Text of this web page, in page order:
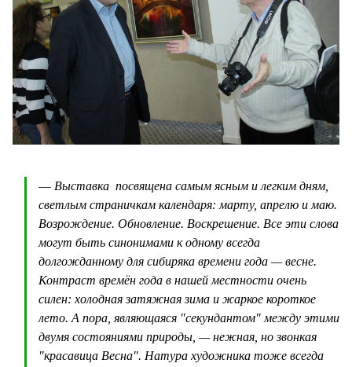
— Выставка посвящена самым ясным и легким дням,
светлым страничкам календаря: марту, апрелю и маю.
Возрождение. Обновление. Воскрешение. Все эти слова
могут быть синонимами к одному всегда
долгожданному для сибиряка времени года — весне.
Контраст времён года в нашей местности очень
силен: холодная затяжная зима и жаркое короткое
лето. А пора, являющаяся "секундантом" между этими
двумя состояниями природы, — нежная, но звонкая
"красавица Весна". Натура художника тоже всегда